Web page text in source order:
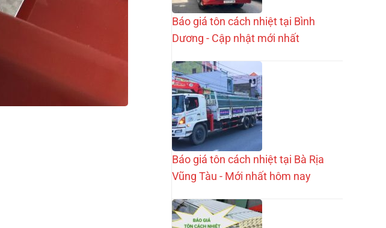
Báo giá tôn cách nhiệt tại Bình
Dương - Cập nhật mới nhất
Báo giá tôn cách nhiệt tại Bà Rịa
Vũng Tàu - Mới nhất hôm nay